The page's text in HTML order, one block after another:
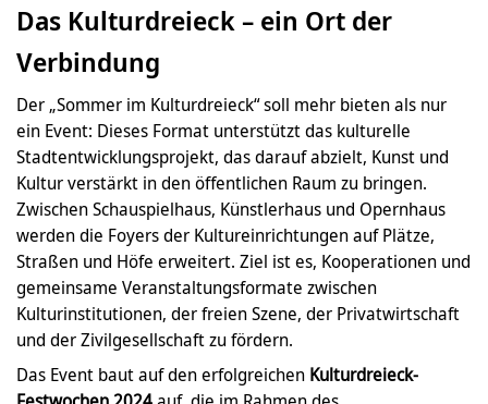
Das Kulturdreieck – ein Ort der
Verbindung
Der „Sommer im Kulturdreieck“ soll mehr bieten als nur
ein Event: Dieses Format unterstützt das kulturelle
Stadtentwicklungsprojekt, das darauf abzielt, Kunst und
Kultur verstärkt in den öffentlichen Raum zu bringen.
Zwischen Schauspielhaus, Künstlerhaus und Opernhaus
werden die Foyers der Kultureinrichtungen auf Plätze,
Straßen und Höfe erweitert. Ziel ist es, Kooperationen und
gemeinsame Veranstaltungsformate zwischen
Kulturinstitutionen, der freien Szene, der Privatwirtschaft
und der Zivilgesellschaft zu fördern.
Das Event baut auf den erfolgreichen Kulturdreieck-